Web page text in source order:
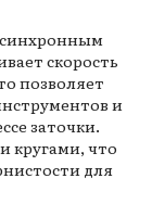
скорость
позволяет
и
заточки.
кругами, что
для